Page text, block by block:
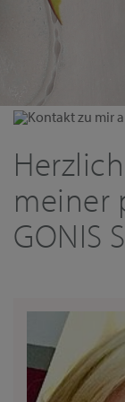
Kontakt zu mir
meiner
GONIS